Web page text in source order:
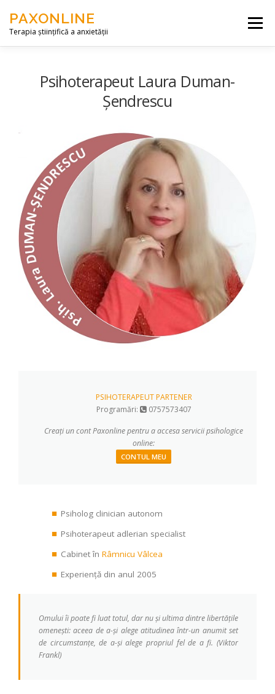
PAXONLINE
Terapia științifică a anxietății
Menu
Psihoterapeut Laura Duman-
Șendrescu
PSIHOTERAPEUT PARTENER
Programări:
0757573407
Creați un cont Paxonline pentru a accesa servicii psihologice
online:
CONTUL MEU
Psiholog clinician autonom
Psihoterapeut adlerian specialist
Cabinet în Râmnicu Vâlcea
Experiență din anul 2005
Omului îi poate fi luat totul, dar nu și ultima dintre libertățile
omenești: aceea de a-și alege atitudinea într-un anumit set
de circumstanțe, de a-și alege propriul fel de a fi. (Viktor
Frankl)